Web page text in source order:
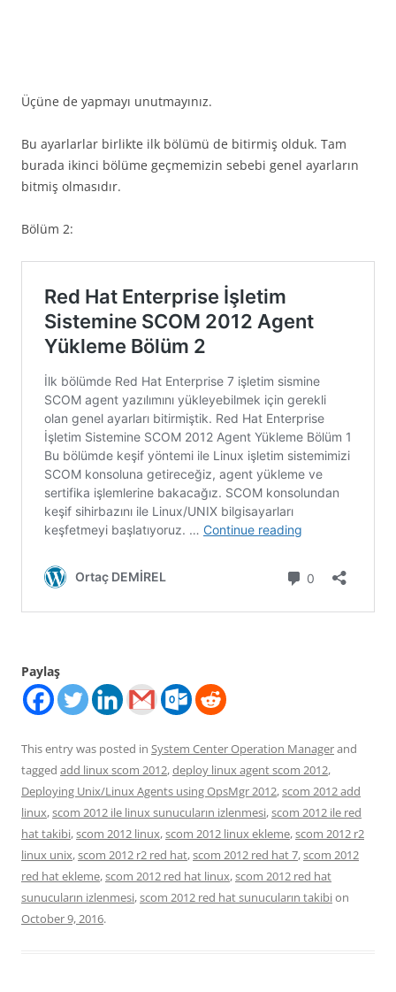
Üçüne de yapmayı unutmayınız.
Bu ayarlarlar birlikte ilk bölümü de bitirmiş olduk. Tam
burada ikinci bölüme geçmemizin sebebi genel ayarların
bitmiş olmasıdır.
Bölüm 2:
Paylaş
This entry was posted in System Center Operation Managerand
tagged add linux scom 2012,deploy linux agent scom 2012,
Deploying Unix/Linux Agents using OpsMgr 2012,scom 2012 add
linux,scom 2012 ile linux sunucuların izlenmesi,scom 2012 ile red
hat takibi,scom 2012 linux,scom 2012 linux ekleme,scom 2012 r2
linux unix,scom 2012 r2 red hat,scom 2012 red hat 7,scom 2012
red hat ekleme,scom 2012 red hat linux,scom 2012 red hat
sunucuların izlenmesi,scom 2012 red hat sunucuların takibion
October 9, 2016.